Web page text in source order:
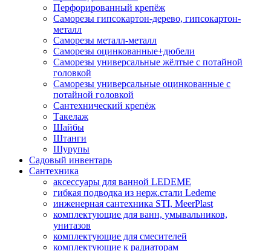
Перфорированный крепёж
Саморезы гипсокартон-дерево, гипсокартон-
металл
Саморезы металл-металл
Саморезы оцинкованные+дюбели
Саморезы универсальные жёлтые с потайной
головкой
Саморезы универсальные оцинкованные с
потайной головкой
Сантехнический крепёж
Такелаж
Шайбы
Штанги
Шурупы
Садовый инвентарь
Сантехника
аксессуары для ванной LEDEME
гибкая подводка из нерж.стали Ledeme
инженерная сантехника STI, MeerPlast
комплектующие для ванн, умывальников,
унитазов
комплектующие для смесителей
комплектующие к радиаторам